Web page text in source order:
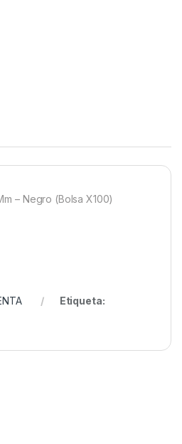
– Negro (Bolsa X100)
Etiqueta: